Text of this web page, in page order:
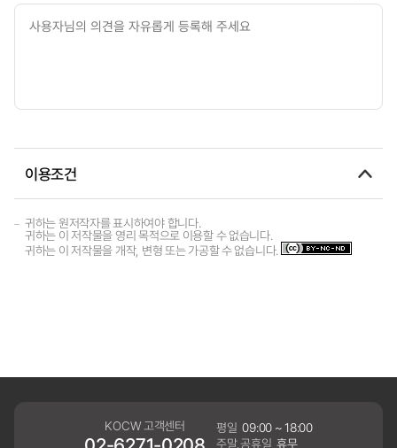
이용조건
귀하는 원저작자를 표시하여야 합니다.
귀하는 이 저작물을 영리 목적으로 이용할 수 없습니다.
귀하는 이 저작물을 개작, 변형 또는 가공할 수 없습니다.
KOCW 고객센터 평일 09:00 ~ 18:00
주말,공휴일 휴무